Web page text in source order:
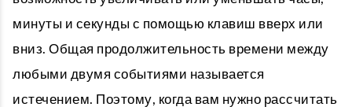
минуты и секунды с помощью клавиш вверх или
вниз. Общая продолжительность времени между
любыми двумя событиями называется
истечением. Поэтому, когда вам нужно рассчитать